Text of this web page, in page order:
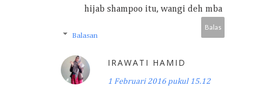
hijab shampoo itu, wangi deh mba
Balas
Balasan
IRAWATI HAMID
1 Februari 2016 pukul 15.12